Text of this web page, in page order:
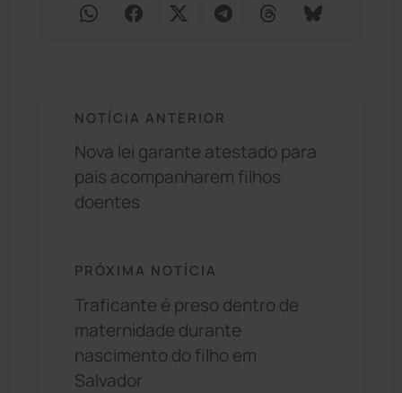
NOTÍCIA ANTERIOR
Nova lei garante atestado para
pais acompanharem filhos
doentes
PRÓXIMA NOTÍCIA
Traficante é preso dentro de
maternidade durante
nascimento do filho em
Salvador